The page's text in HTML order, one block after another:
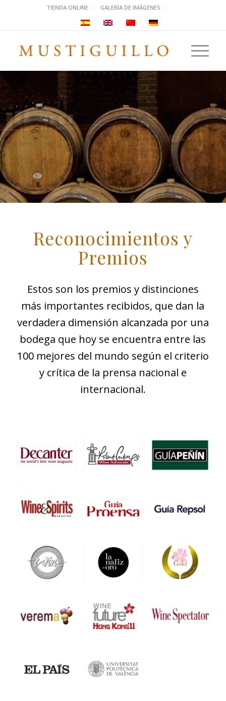
TIENDA ONLINE GALERÍA DE IMÁGENES
Reconocimientos y
Premios
Estos son los premios y distinciones
más importantes recibidos, que dan la
verdadera dimensión alcanzada por una
bodega que hoy se encuentra entre las
100 mejores del mundo según el criterio
y crítica de la prensa nacional e
internacional.